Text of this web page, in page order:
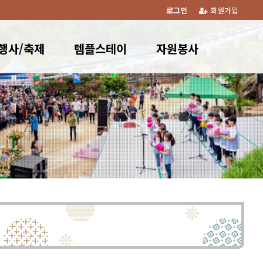
회원가입
로그인
사/축제 템플스테이 자원봉사